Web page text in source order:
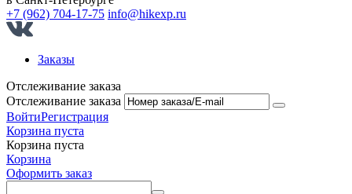
+7 (962) 704-17-75 info@hikexp.ru
Заказы
Отслеживание заказа
Отслеживание заказа
ВойтиРегистрация
Корзина пуста
Корзина пуста
Корзина
Оформить заказ